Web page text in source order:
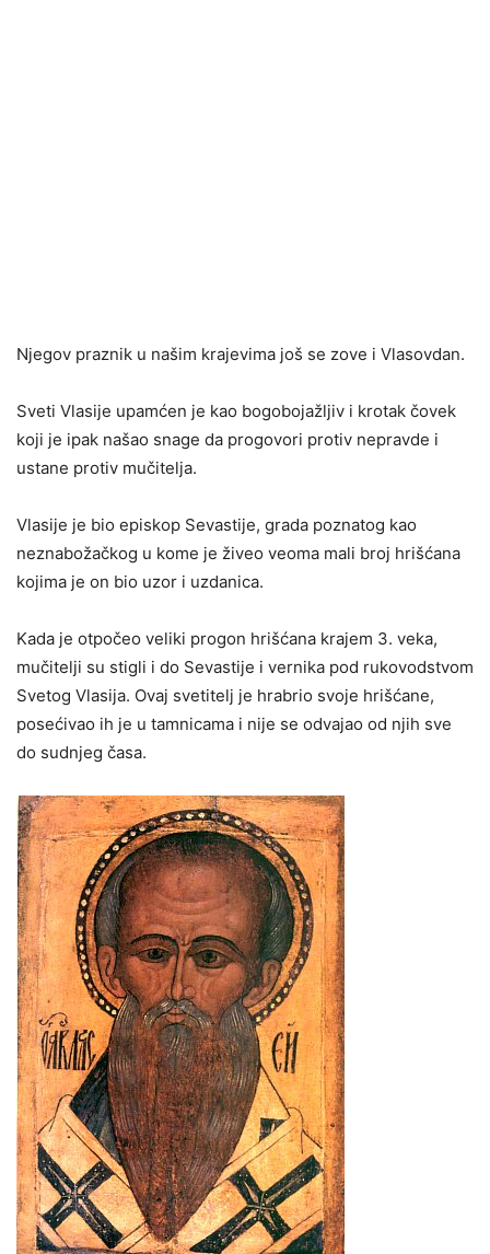
Njegov praznik u našim krajevima još se zove i Vlasovdan.
Sveti Vlasije upamćen je kao bogobojažljiv i krotak čovek
koji je ipak našao snage da progovori protiv nepravde i
ustane protiv mučitelja.
Vlasije je bio episkop Sevastije, grada poznatog kao
neznabožačkog u kome je živeo veoma mali broj hrišćana
kojima je on bio uzor i uzdanica.
Kada je otpočeo veliki progon hrišćana krajem 3. veka,
mučitelji su stigli i do Sevastije i vernika pod rukovodstvom
Svetog Vlasija. Ovaj svetitelj je hrabrio svoje hrišćane,
posećivao ih je u tamnicama i nije se odvajao od njih sve
do sudnjeg časa.